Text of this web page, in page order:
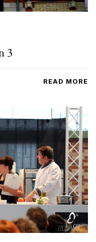
3
READ MORE